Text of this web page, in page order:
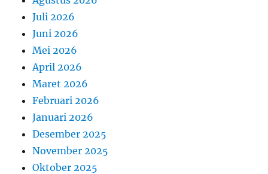
Juli 2026
Juni 2026
Mei 2026
April 2026
Maret 2026
Februari 2026
Januari 2026
Desember 2025
November 2025
Oktober 2025